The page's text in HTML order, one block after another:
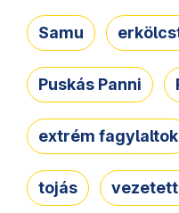
Samu
Puskás Panni
extrém fagylaltok
tojás